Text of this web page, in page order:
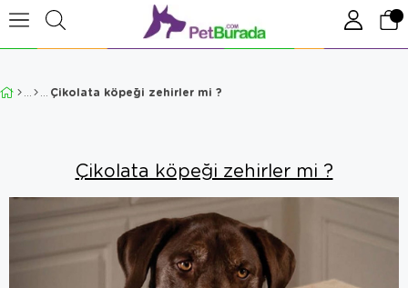
Çikolata köpeği zehirler mi ?
Çikolata köpeği zehirler mi ?